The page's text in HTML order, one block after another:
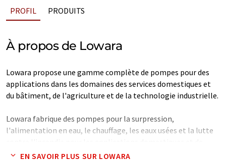
PROFIL PRODUITS
À propos de Lowara
Lowara propose une gamme complète de pompes pour des
applications dans les domaines des services domestiques et
du bâtiment, de l'agriculture et de la technologie industrielle.
Lowara fabrique des pompes pour la surpression,
l'alimentation en eau, le chauffage, les eaux usées et la lutte
construction.
EN SAVOIR PLUS SUR LOWARA